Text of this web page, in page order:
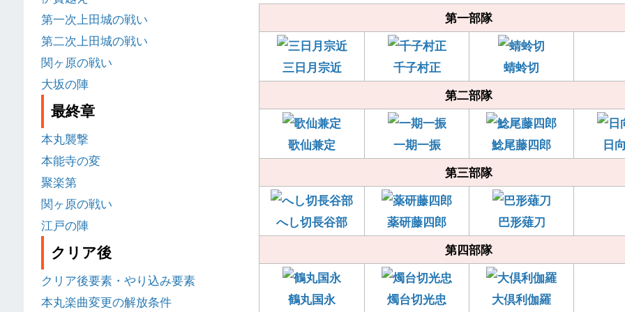
第一部隊
三日月宗近 千子村正
蜻蛉切
第二部隊
歌仙兼定 一期一振 鯰尾藤四郎
日
第三部隊
へし切長谷部 薬研藤四郎
巴形薙刀
第四部隊
鶴丸国永 燭台切光忠 大倶利伽羅
第一次上田城の戦い
第二次上田城の戦い
関ヶ原の戦い
大坂の陣
最終章
本丸襲撃
本能寺の変
聚楽第
関ヶ原の戦い
江戸の陣
クリア後
クリア後要素・やり込み要素
本丸楽曲変更の解放条件